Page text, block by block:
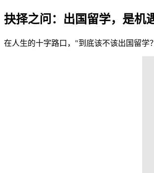
抉择之问：出国留学，是机
在人生的十字路口，"到底该不该出国留学